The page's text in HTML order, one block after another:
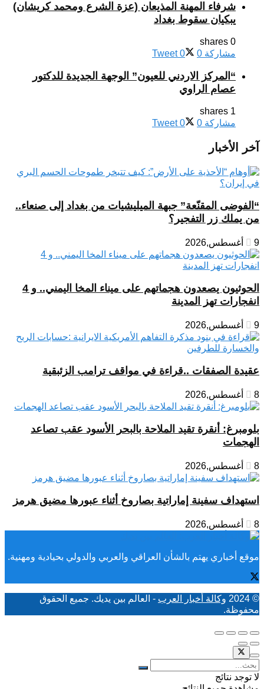
شرفاء المهنة المذيعان (عزة الشرع ومحمد كريشان)
يبكيان سقوط بغداد
0 shares
مشاركة 0
Tweet 0
“المركز الاردني للعيون” الوجهة الجديدة للدكتور
عصام الراوي
1 shares
مشاركة 0
Tweet 0
آخر الأخبار
“الفوضى المقنّعة” جبهة الميليشيات من بغداد إلى صنعاء..
من يملك زر التفجير؟
9 أغسطس,2026
الحوثيون يصعدون هجماتهم على ميناء المخا اليمني.. و 4
انفجارات تهز المدينة
9 أغسطس,2026
عقيدة الصفقات ..قراءة في مواقف ترامب الزئبقية
8 أغسطس,2026
بلومبرغ: أنقرة تقيد الملاحة بالبحر الأسود عقب تصاعد
الهجمات
8 أغسطس,2026
استهداف سفينة إماراتية بصاروخ أثناء عبورها مضيق هرمز
8 أغسطس,2026
موقع أخباري يهتم بالشأن العراقي والعربي والدولي بحيادية ومهنية.
© 2024 وكالة أخبار العرب - العالم بين يديك. جميع الحقوق
محفوظة.
لا توجد نتائج